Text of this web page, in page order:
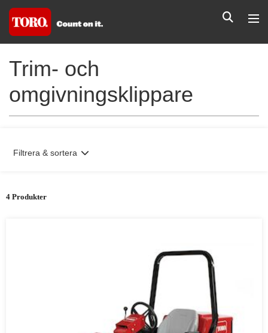
Trim- och
omgivningsklippare
4 Produkter
Filtrera & sortera